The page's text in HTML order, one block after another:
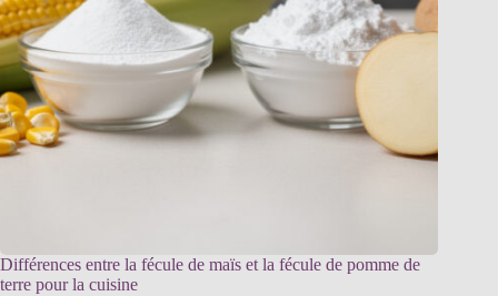
Différences entre la fécule de maïs et la fécule de pomme de
terre pour la cuisine